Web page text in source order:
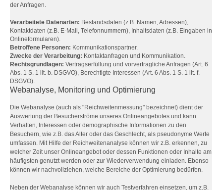
der Anfragen.
Verarbeitete Datenarten: Bestandsdaten (z.B. Namen, Adressen),
Kontaktdaten (z.B. E-Mail, Telefonnummern), Inhaltsdaten (z.B. Eingaben in
Onlineformularen).
Betroffene Personen: Kommunikationspartner.
Zwecke der Verarbeitung: Kontaktanfragen und Kommunikation.
Rechtsgrundlagen: Vertragserfüllung und vorvertragliche Anfragen (Art. 6
Abs. 1 S. 1 lit. b. DSGVO), Berechtigte Interessen (Art. 6 Abs. 1 S. 1 lit. f.
DSGVO).
Webanalyse, Monitoring und Optimierung
Die Webanalyse (auch als "Reichweitenmessung" bezeichnet) dient der
Auswertung der Besucherströme unseres Onlineangebotes und kann
Verhalten, Interessen oder demographische Informationen zu den
Besuchern, wie z.B. das Alter oder das Geschlecht, als pseudonyme Werte
umfassen. Mit Hilfe der Reichweitenanalyse können wir z.B. erkennen, zu
welcher Zeit unser Onlineangebot oder dessen Funktionen oder Inhalte am
häufigsten genutzt werden oder zur Wiederverwendung einladen. Ebenso
können wir nachvollziehen, welche Bereiche der Optimierung bedürfen.
Neben der Webanalyse können wir auch Testverfahren einsetzen, um z.B.